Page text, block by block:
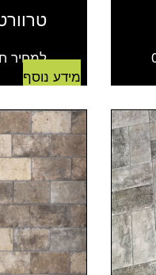
טרוורטין
למחיר חייג 03-
מידע נוסף